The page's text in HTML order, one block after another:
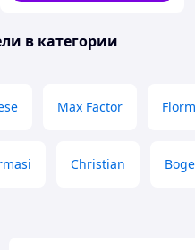
в категории
Max Factor
Christian